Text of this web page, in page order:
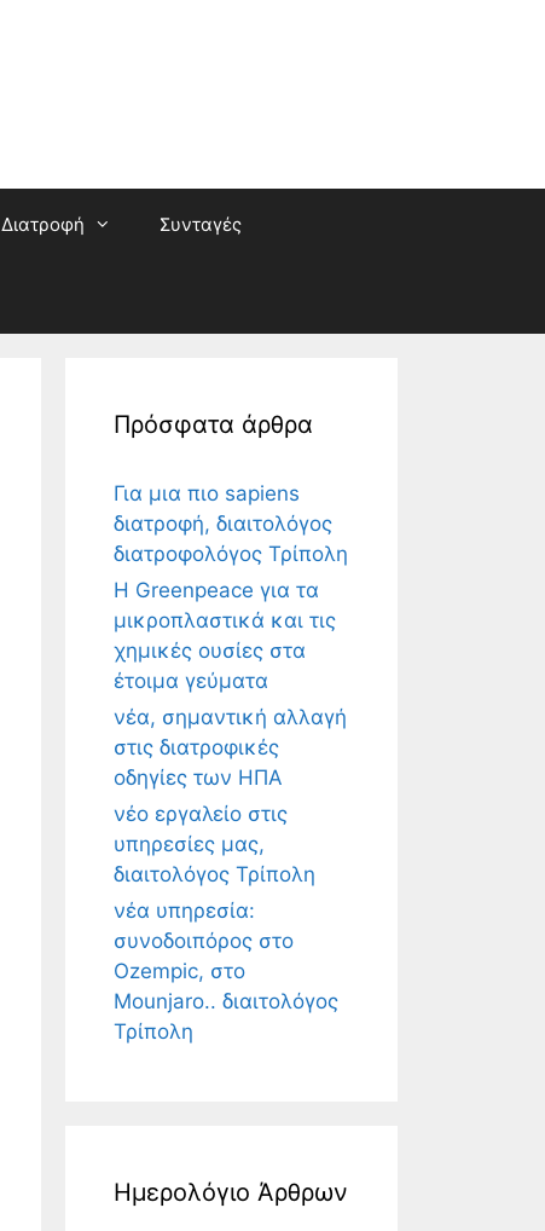
Διατροφή Συνταγές
Πρόσφατα άρθρα
Για μια πιο sapiens
διατροφή, διαιτολόγος
διατροφολόγος Τρίπολη
Η Greenpeace για τα
μικροπλαστικά και τις
χημικές ουσίες στα
έτοιμα γεύματα
νέα, σημαντική αλλαγή
στις διατροφικές
οδηγίες των ΗΠΑ
νέο εργαλείο στις
υπηρεσίες μας,
διαιτολόγος Τρίπολη
νέα υπηρεσία:
συνοδοιπόρος στο
Ozempic, στο
Mounjaro.. διαιτολόγος
Τρίπολη
Ημερολόγιο Άρθρων